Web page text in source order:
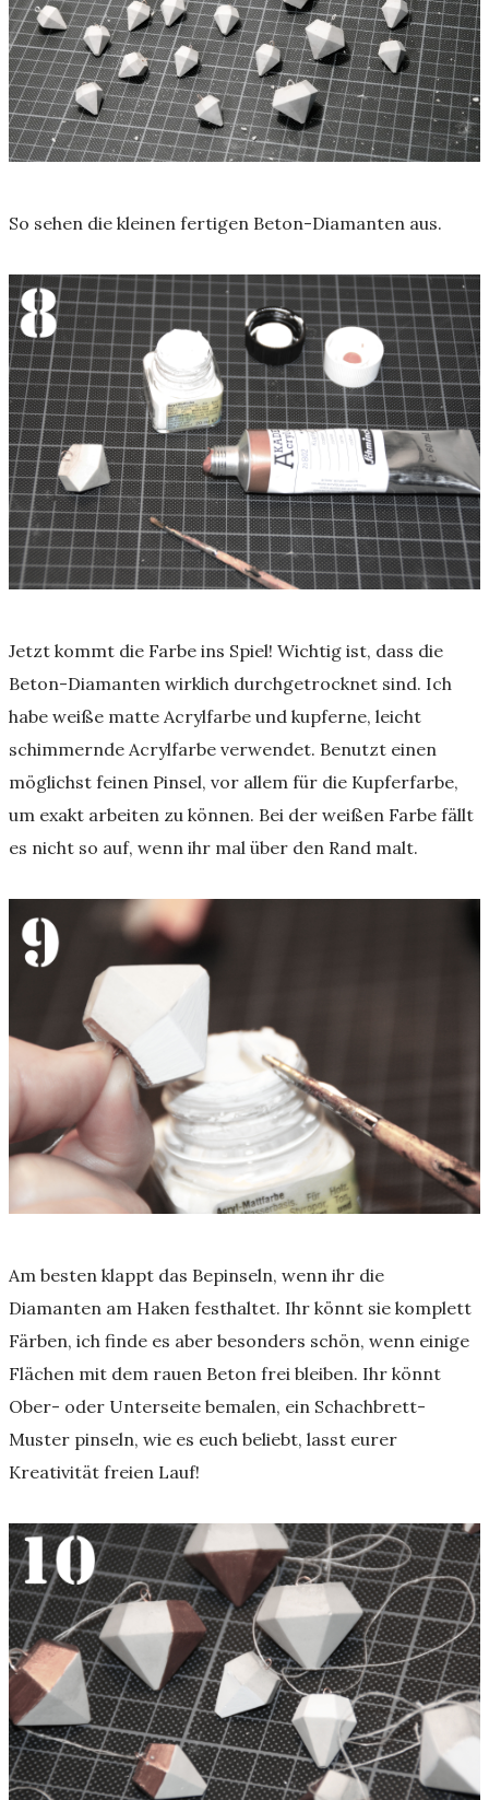
So sehen die kleinen fertigen Beton-Diamanten aus.
Jetzt kommt die Farbe ins Spiel! Wichtig ist, dass die
Beton-Diamanten wirklich durchgetrocknet sind. Ich
habe weiße matte Acrylfarbe und kupferne, leicht
schimmernde Acrylfarbe verwendet. Benutzt einen
möglichst feinen Pinsel, vor allem für die Kupferfarbe,
um exakt arbeiten zu können. Bei der weißen Farbe fällt
es nicht so auf, wenn ihr mal über den Rand malt.
Am besten klappt das Bepinseln, wenn ihr die
Diamanten am Haken festhaltet. Ihr könnt sie komplett
Färben, ich finde es aber besonders schön, wenn einige
Flächen mit dem rauen Beton frei bleiben. Ihr könnt
Ober- oder Unterseite bemalen, ein Schachbrett-
Muster pinseln, wie es euch beliebt, lasst eurer
Kreativität freien Lauf!